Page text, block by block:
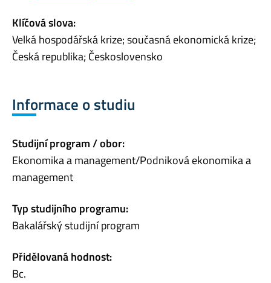
Klíčová slova:
Velká hospodářská krize; současná ekonomická krize;
Česká republika; Československo
Informace o studiu
Studijní program / obor:
Ekonomika a management/Podniková ekonomika a
management
Typ studijního programu:
Bakalářský studijní program
Přidělovaná hodnost:
Bc.